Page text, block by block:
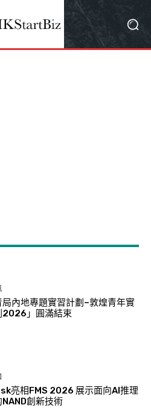
局內地專題實習計劃–敦煌青年實
2026」圓滿結束
亮相FMS 2026 展示面向AI推理
NAND創新技術